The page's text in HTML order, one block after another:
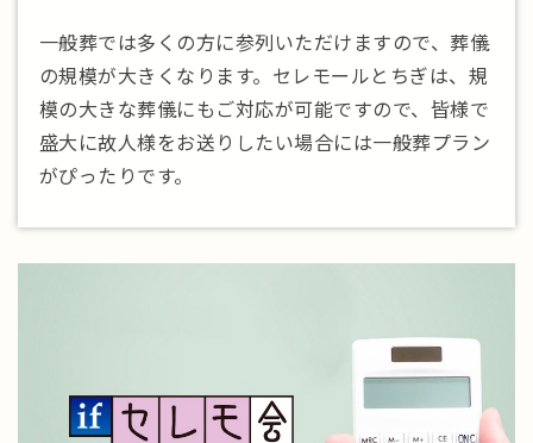
一般葬では多くの方に参列いただけますので、葬儀
の規模が大きくなります。セレモールとちぎは、規
模の大きな葬儀にもご対応が可能ですので、皆様で
盛大に故人様をお送りしたい場合には一般葬プラン
がぴったりです。